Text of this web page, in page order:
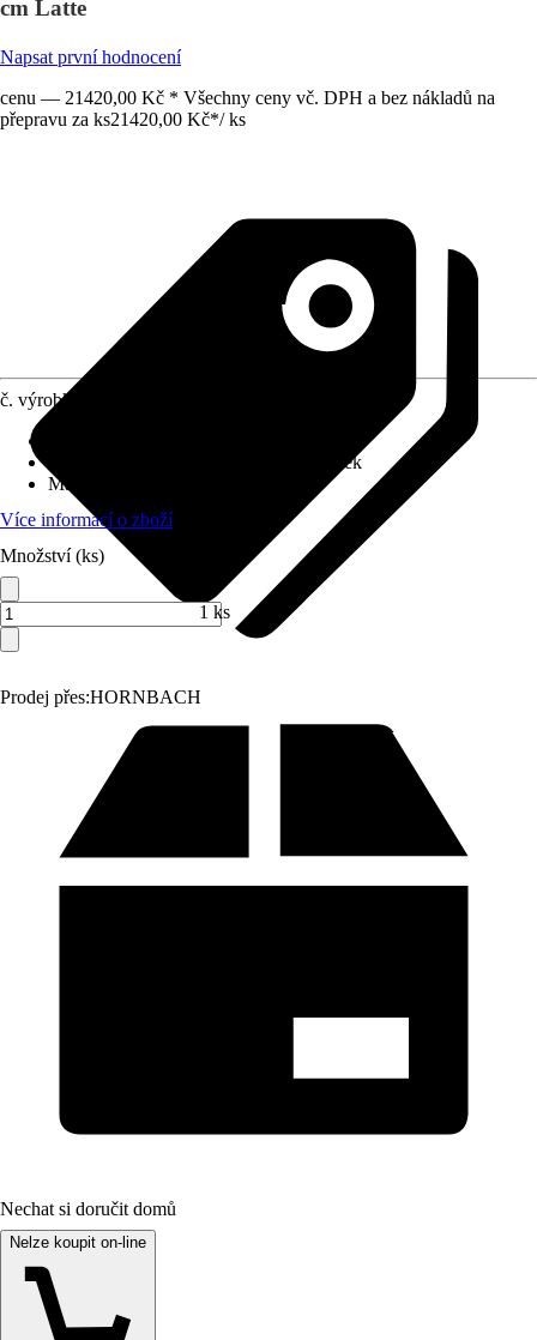
cm Latte
Napsat první hodnocení
cenu — 21420,00 Kč * Všechny ceny vč. DPH a bez nákladů na
přepravu za ks21420,00 Kč*/ ks
Prodej přes:HORNBACH
č. výrobku
Pergoly, Terasový přístřešek
Materiál
Více informací o zboží
Množství (ks)
1 ks
Nechat si doručit domů
Nelze koupit on-line